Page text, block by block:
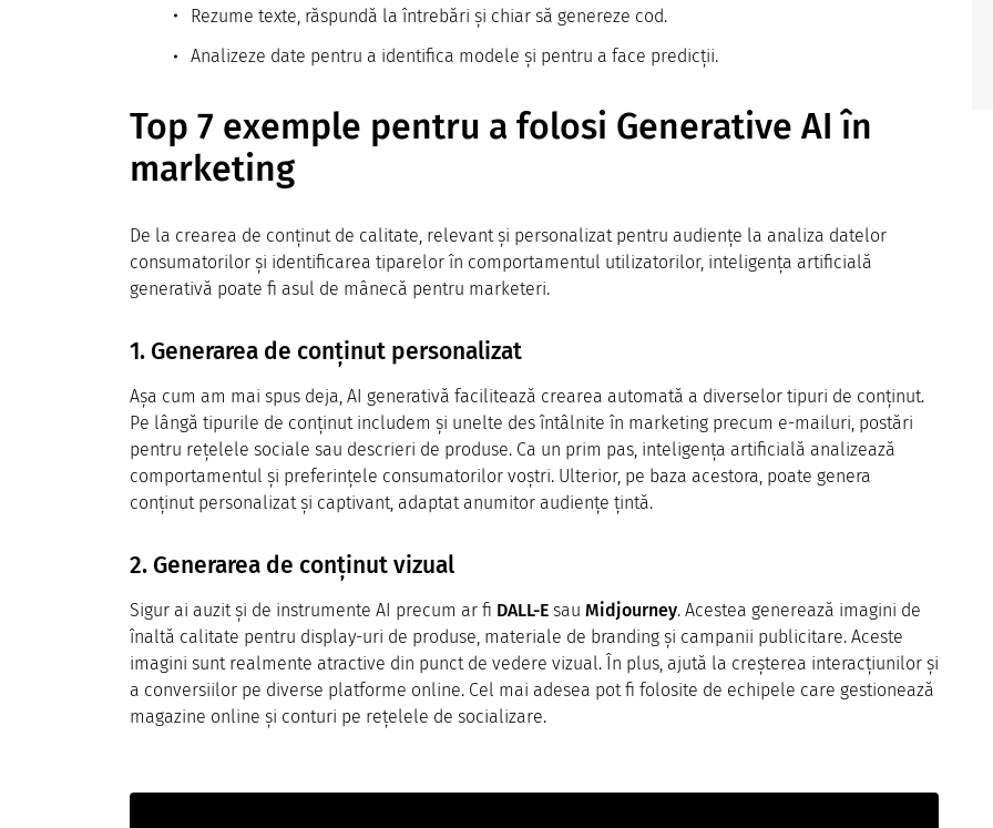
Rezume texte, răspundă la întrebări și chiar să genereze cod.
Analizeze date pentru a identifica modele și pentru a face predicții.
Top 7 exemple pentru a folosi Generative AI în
marketing
De la crearea de conținut de calitate, relevant și personalizat pentru audiențe la analiza datelor
consumatorilor și identificarea tiparelor în comportamentul utilizatorilor, inteligența artificială
generativă poate fi asul de mânecă pentru marketeri.
1. Generarea de conținut personalizat
Așa cum am mai spus deja, AI generativă facilitează crearea automată a diverselor tipuri de conținut.
Pe lângă tipurile de conținut includem și unelte des întâlnite în marketing precum e-mailuri, postări
pentru rețelele sociale sau descrieri de produse. Ca un prim pas, inteligența artificială analizează
comportamentul și preferințele consumatorilor voștri. Ulterior, pe baza acestora, poate genera
conținut personalizat și captivant, adaptat anumitor audiențe țintă.
2. Generarea de conținut vizual
Sigur ai auzit și de instrumente AI precum ar fi DALL-E sau Midjourney. Acestea generează imagini de
înaltă calitate pentru display-uri de produse, materiale de branding și campanii publicitare. Aceste
imagini sunt realmente atractive din punct de vedere vizual. În plus, ajută la creșterea interacțiunilor și
a conversiilor pe diverse platforme online. Cel mai adesea pot fi folosite de echipele care gestionează
magazine online și conturi pe rețelele de socializare.